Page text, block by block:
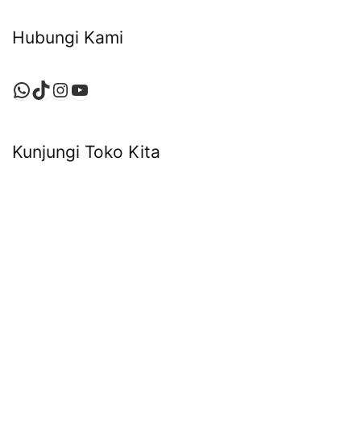
Hubungi Kami
WhatsApp
TikTok
Instagram
YouTube
Kunjungi Toko Kita